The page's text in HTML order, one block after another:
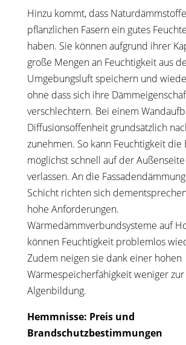
Hinzu kommt, dass
pflanzlichen Fasern ein gutes
haben. Sie können aufgrund ihrer
große Mengen an Feuchtigkeit aus
Umgebungsluft speichern und
ohne dass sich ihre
verschlechtern. Bei einem
Diffusionsoffenheit grundsätzlich
zunehmen. So kann Feuchtigkeit die
möglichst schnell auf der
verlassen. An die
Schicht richten sich
hohe Anforderungen.
Wärmedämmverbundsysteme auf
können Feuchtigkeit problemlos
Zudem neigen sie dank einer hohen
Wärmespeicherfähigkeit weniger zur
Algenbildung.
Hemmnisse: Preis und
Brandschutzbestimmungen